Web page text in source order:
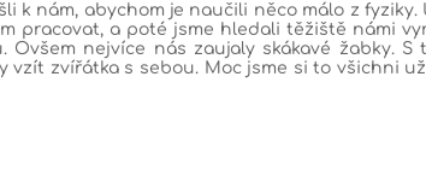
k nám, abychom je naučili něco málo z fyziky.
pracovat, a poté jsme hledali těžiště námi
nejvíce nás zaujaly skákavé žabky. S
zvířátka s sebou. Moc jsme si to všichni